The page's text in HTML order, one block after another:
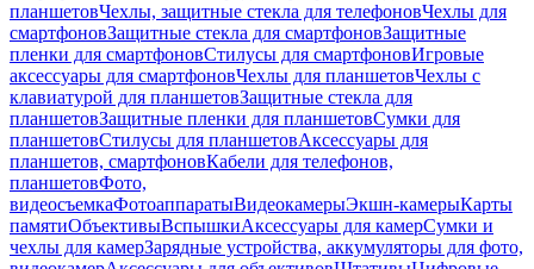
планшетовЧехлы, защитные стекла для телефоновЧехлы для
смартфоновЗащитные стекла для смартфоновЗащитные
пленки для смартфоновСтилусы для смартфоновИгровые
аксессуары для смартфоновЧехлы для планшетовЧехлы с
клавиатурой для планшетовЗащитные стекла для
планшетовЗащитные пленки для планшетовСумки для
планшетовСтилусы для планшетовАксессуары для
планшетов, смартфоновКабели для телефонов,
планшетовФото,
видеосъемкаФотоаппаратыВидеокамерыЭкшн-камерыКарты
памятиОбъективыВспышкиАксессуары для камерСумки и
чехлы для камерЗарядные устройства, аккумуляторы для фото,